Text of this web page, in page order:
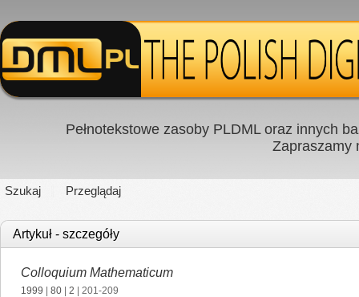
Pełnotekstowe zasoby PLDML oraz innych
Zapraszamy
Szukaj Przeglądaj
Artykuł - szczegóły
Colloquium Mathematicum
1999 80 2 | 201-209